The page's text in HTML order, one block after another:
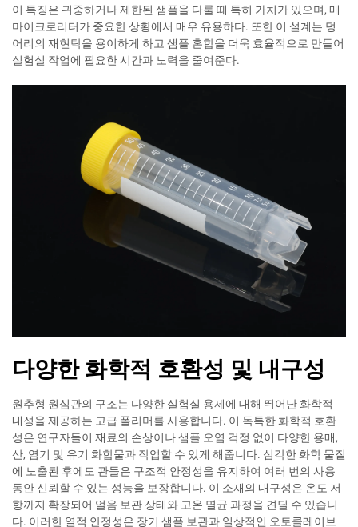
이 특징은 귀중하거나 제한된 샘플을 다룰 때 특히 가치가 있으며, 매
마이크로리터가 중요한 상황에서 매우 유용하다. 또한 이 설계는 덩
어리의 재현탁을 용이하게 하고 샘플 혼합을 더욱 효율적으로 만들어
실험실 작업에 필요한 시간과 노력을 줄여준다.
다양한 화학적 호환성 및 내구성
원추형 원심관의 구조는 다양한 실험실 용제에 대해 뛰어난 화학적
내성을 제공하는 고급 폴리머를 사용합니다. 이 독특한 화학적 호환
성은 연구자들이 재료의 손상이나 샘플 오염 걱정 없이 다양한 용매,
산, 염기 및 유기 화합물과 작업할 수 있게 해줍니다. 심각한 화학 물질
에 노출된 후에도 관들은 구조적 안정성을 유지하여 여러 번의 사용
동안 신뢰할 수 있는 성능을 보장합니다. 이 소재의 내구성은 온도 저
항까지 확장되어 얼음 보관 상태와 고온 멸균 과정을 견딜 수 있습니
다. 이러한 열적 안정성은 장기 샘플 보관과 일상적인 오토클레이브